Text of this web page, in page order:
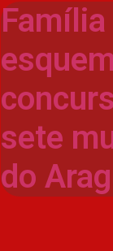
sete
do